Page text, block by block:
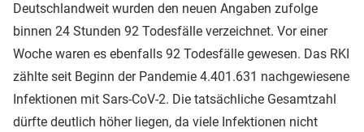
Deutschlandweit wurden den neuen Angaben zufolge
binnen 24 Stunden 92 Todesfälle verzeichnet. Vor einer
Woche waren es ebenfalls 92 Todesfälle gewesen. Das RKI
zählte seit Beginn der Pandemie 4.401.631 nachgewiesene
Infektionen mit Sars-CoV-2. Die tatsächliche Gesamtzahl
dürfte deutlich höher liegen, da viele Infektionen nicht